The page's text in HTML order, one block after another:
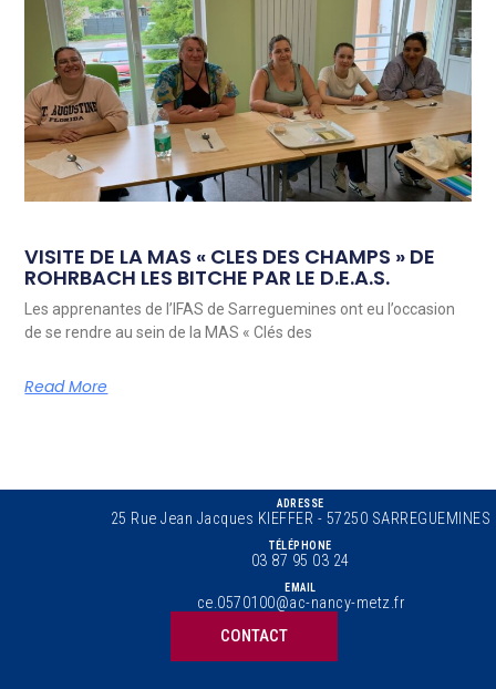
VISITE DE LA MAS « CLES DES CHAMPS » DE
ROHRBACH LES BITCHE PAR LE D.E.A.S.
Les apprenantes de l’IFAS de Sarreguemines ont eu l’occasion
de se rendre au sein de la MAS « Clés des
Read More
ADRESSE
25 Rue Jean Jacques KIEFFER - 57250 SARREGUEMINES
TÉLÉPHONE
03 87 95 03 24
EMAIL
ce.0570100@ac-nancy-metz.fr
CONTACT